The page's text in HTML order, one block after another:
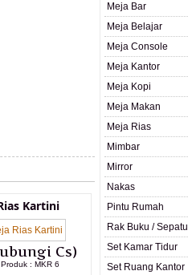
Kartini
Cs)
: MKR 6
Meja Bar
Meja Belajar
Meja Console
Meja Kantor
Meja Kopi
Meja Makan
Meja Rias
Mimbar
Mirror
Nakas
Pintu Rumah
Rak Buku / Sepatu
Set Kamar Tidur
Set Ruang Kantor